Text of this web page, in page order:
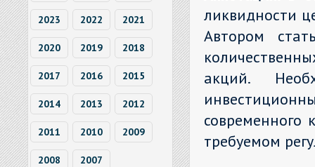
2023 2022 2021
2020 2019 2018
2017 2016 2015
2014 2013 2012
2011 2010 2009
2008 2007
ликвидности
Автором
акций.
современного
требуемом